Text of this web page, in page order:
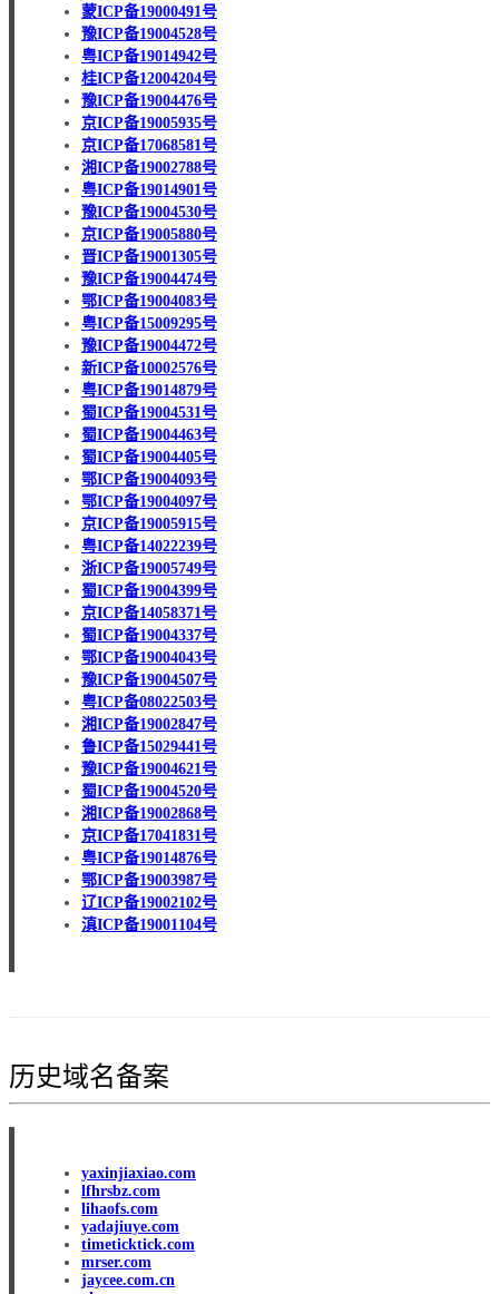
蒙ICP备19000491号
豫ICP备19004528号
粤ICP备19014942号
桂ICP备12004204号
豫ICP备19004476号
京ICP备19005935号
京ICP备17068581号
湘ICP备19002788号
粤ICP备19014901号
豫ICP备19004530号
京ICP备19005880号
晋ICP备19001305号
豫ICP备19004474号
鄂ICP备19004083号
粤ICP备15009295号
豫ICP备19004472号
新ICP备10002576号
粤ICP备19014879号
蜀ICP备19004531号
蜀ICP备19004463号
蜀ICP备19004405号
鄂ICP备19004093号
鄂ICP备19004097号
京ICP备19005915号
粤ICP备14022239号
浙ICP备19005749号
蜀ICP备19004399号
京ICP备14058371号
蜀ICP备19004337号
鄂ICP备19004043号
豫ICP备19004507号
粤ICP备08022503号
湘ICP备19002847号
鲁ICP备15029441号
豫ICP备19004621号
蜀ICP备19004520号
湘ICP备19002868号
京ICP备17041831号
粤ICP备19014876号
鄂ICP备19003987号
辽ICP备19002102号
滇ICP备19001104号
历史域名备案
yaxinjiaxiao.com
lfhrsbz.com
lihaofs.com
yadajiuye.com
timeticktick.com
mrser.com
jaycee.com.cn